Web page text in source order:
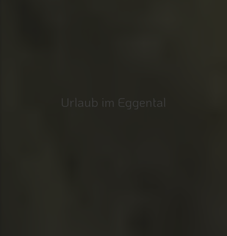
Urlaub im Eggental